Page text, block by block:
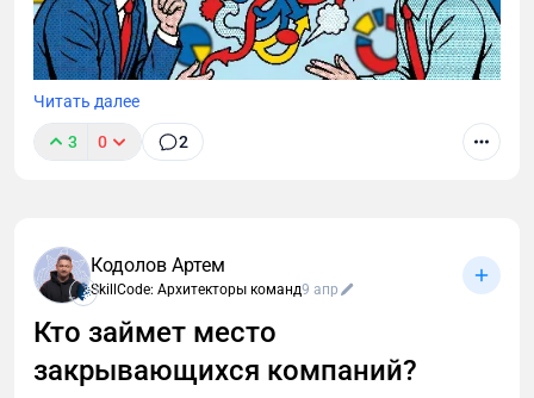
Компании часто формируют кадровый резерв на
потенциал. Разбираем, как бизнес определяет
высокопотенциальных сотрудников и почему без
системной оценки возрастает риск ошибок.
Читать далее
3 0 2
Кодолов Артем
SkillCode: Архитекторы команд9 апр
Кто займет место
закрывающихся компаний?